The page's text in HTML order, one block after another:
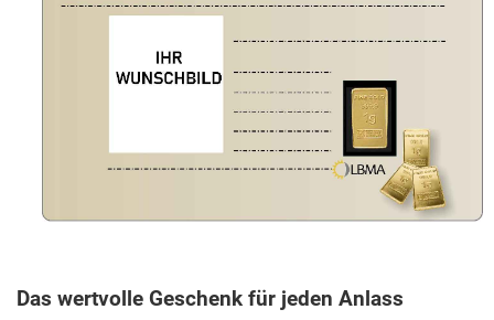
Das wertvolle Geschenk für jeden Anlass